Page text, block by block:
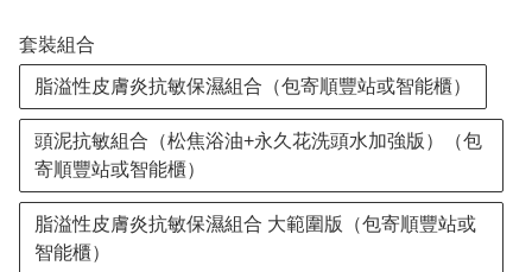
套裝組合
脂溢性皮膚炎抗敏保濕組合（包寄順豐站或智能櫃）
頭泥抗敏組合（松焦浴油+永久花洗頭水加強版）（包
寄順豐站或智能櫃）
脂溢性皮膚炎抗敏保濕組合 大範圍版（包寄順豐站或
智能櫃）